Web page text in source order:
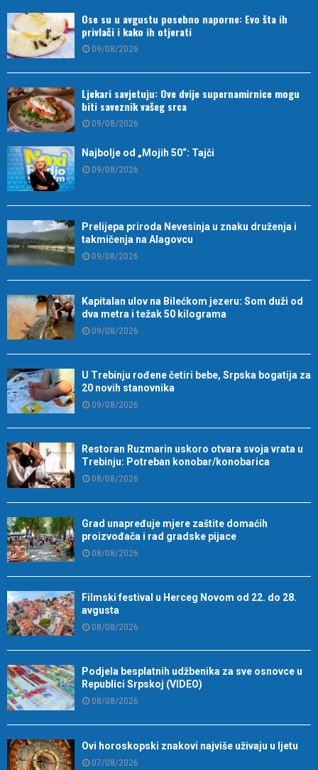
Ose su u avgustu posebno naporne: Evo šta ih
privlači i kako ih otjerati
09/08/2026
Ljekari savjetuju: Ove dvije supernamirnice mogu
biti saveznik vašeg srca
09/08/2026
Najbolje od „Mojih 50“: Tajči
09/08/2026
Prelijepa priroda Nevesinja u znaku druženja i
takmičenja na Alagovcu
09/08/2026
Kapitalan ulov na Bilećkom jezeru: Som duži od
dva metra i težak 50 kilograma
09/08/2026
U Trebinju rođene četiri bebe, Srpska bogatija za
20 novih stanovnika
09/08/2026
Restoran Ruzmarin uskoro otvara svoja vrata u
Trebinju: Potreban konobar/konobarica
08/08/2026
Grad unapređuje mjere zaštite domaćih
proizvođača i rad gradske pijace
08/08/2026
Filmski festival u Herceg Novom od 22. do 28.
avgusta
08/08/2026
Podjela besplatnih udžbenika za sve osnovce u
Republici Srpskoj (VIDEO)
08/08/2026
Ovi horoskopski znakovi najviše uživaju u ljetu
07/08/2026